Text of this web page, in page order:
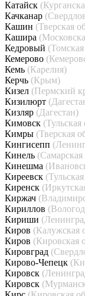
Катайск
Качканар
Кашин (Тверская
Кашира
Кедровый
Кемерово
Кемь (Карелия)
Керчь (Крым)
Кизел (Пермский
Кизилюрт
Кизляр (Дагестан)
Кимовск (Тульская
Кимры (Тверская
Кингисепп
Кинель (Самарская
Кинешма
Киреевск
Киренск
Киржач
Кириллов
Кириши
Киров (Калужская
Киров (Кировская
Кировград
Кирово-Чепецк
Кировск
Кировск